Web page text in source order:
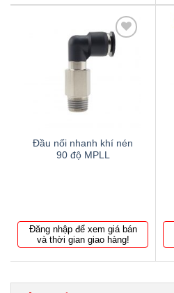
Thêm
Đầu nối nhanh khí nén
90 độ MPLL
Đăng nhập để xem giá bán
và thời gian giao hàng!